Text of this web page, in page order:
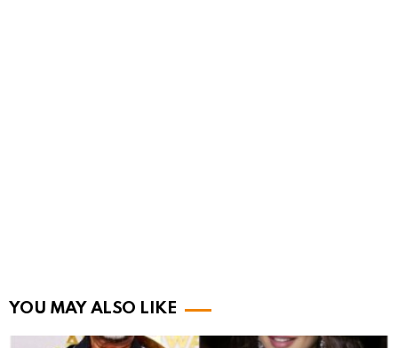
YOU MAY ALSO LIKE